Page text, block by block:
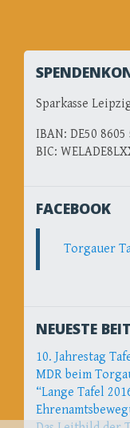
Sparkasse
IBAN: DE50
BIC:
FACEBOOK
Torgauer
NEUESTE
10. Jahrestag
MDR beim
“Lange Tafel